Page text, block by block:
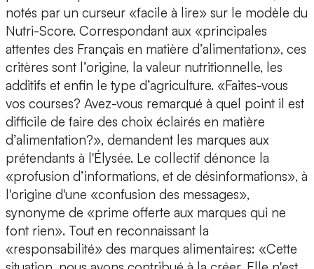
notés par un curseur «facile à lire» sur le modèle du
Nutri-Score. Correspondant aux «principales
attentes des Français en matière d’alimentation», ces
critères sont l’origine, la valeur nutritionnelle, les
additifs et enfin le type d’agriculture. «Faites-vous
vos courses? Avez-vous remarqué à quel point il est
difficile de faire des choix éclairés en matière
d’alimentation?», demandent les marques aux
prétendants à l'Élysée. Le collectif dénonce la
«profusion d’informations, et de désinformations», à
l'origine d'une «confusion des messages»,
synonyme de «prime offerte aux marques qui ne
font rien». Tout en reconnaissant la
«responsabilité» des marques alimentaires: «Cette